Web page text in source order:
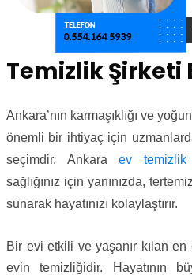
Temizlik Şirketi
Ankara’nın karmaşıklığı ve
önemli bir ihtiyaç için
seçimdir. Ankaraev temizlik
sağlığınız için yanınızda,
sunarak hayatınızı kolaylaştırır.
Bir evi etkili ve yaşanır kılan
evin temizliğidir. Hayatının